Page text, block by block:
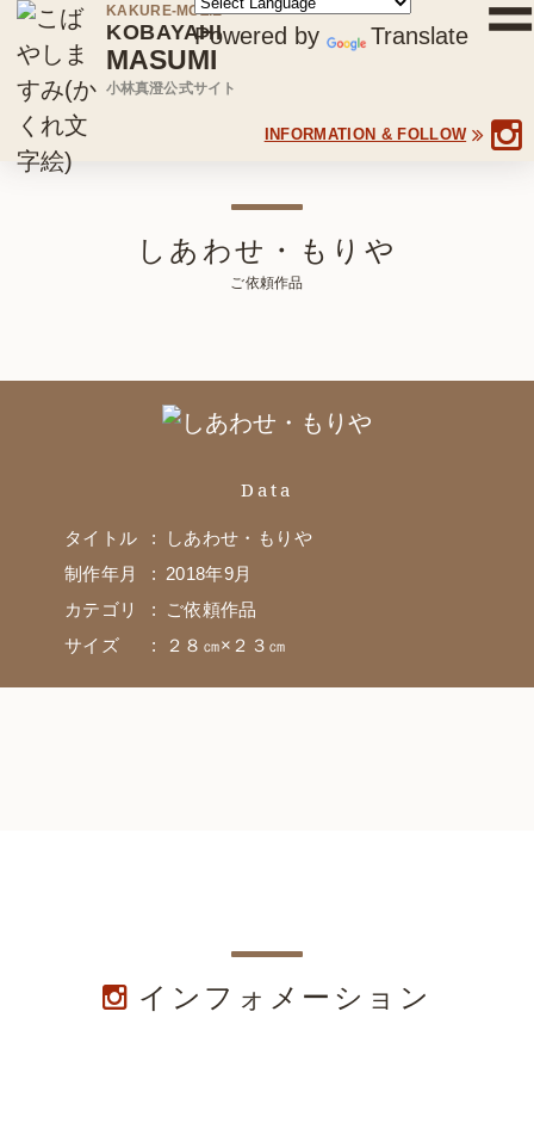
KAKURE-MOZIE
KOBAYAHI
MASUMI
小林真澄公式サイト
INFORMATION & FOLLOW
ホーム
カフェ & アトリエ
Powered by Translate
しあわせ・もりや
ご依頼作品
Data
タイトル
しあわせ・もりや
制作年月
2018年9月
カテゴリ
ご依頼作品
サイズ
２８㎝×２３㎝
インフォメーション